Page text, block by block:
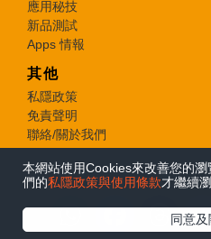
應用秘技
新品測試
Apps 情報
其他
私隱政策
免責聲明
聯絡/關於我們
© 2026 e-zone. All Rights
本網站使用Cookies來改善您的
們的私隱政策與使用條款才繼續瀏
同意及